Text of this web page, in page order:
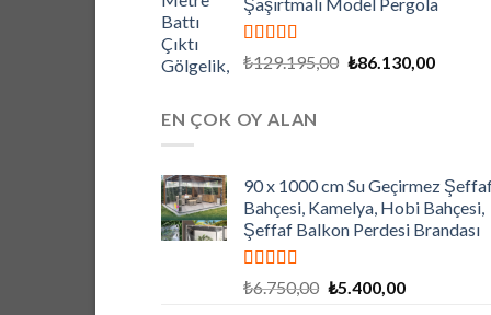
5 üzerinden
oy aldı
₺129.195,00 Orijinal
₺86.130,00Şu
EN ÇOK OY ALAN
90 x 1000 cm Su Geçirmez
Bahçesi, Kamelya, Hobi Bahçesi,
Şeffaf Balkon Perdesi Brandası
5 üzerinden
oy aldı
₺6.750,00 Orijinal
₺5.400,00Şu